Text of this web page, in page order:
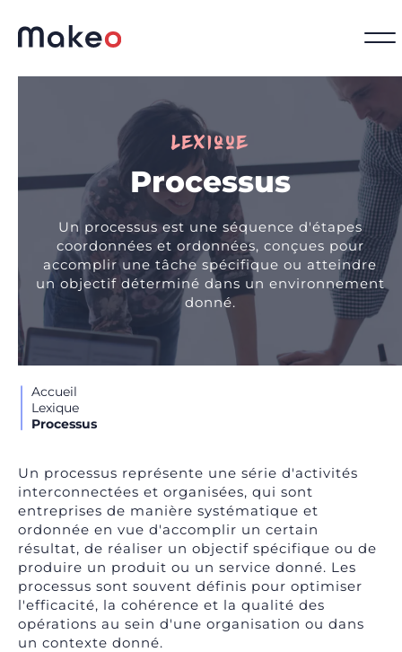
Lexique
Processus
Un processus est une séquence d'étapes
coordonnées et ordonnées, conçues pour
accomplir une tâche spécifique ou atteindre
un objectif déterminé dans un environnement
donné.
Accueil
Lexique
Processus
Un processus représente une série d'activités
interconnectées et organisées, qui sont
entreprises de manière systématique et
ordonnée en vue d'accomplir un certain
résultat, de réaliser un objectif spécifique ou de
produire un produit ou un service donné. Les
processus sont souvent définis pour optimiser
l'efficacité, la cohérence et la qualité des
opérations au sein d'une organisation ou dans
un contexte donné.